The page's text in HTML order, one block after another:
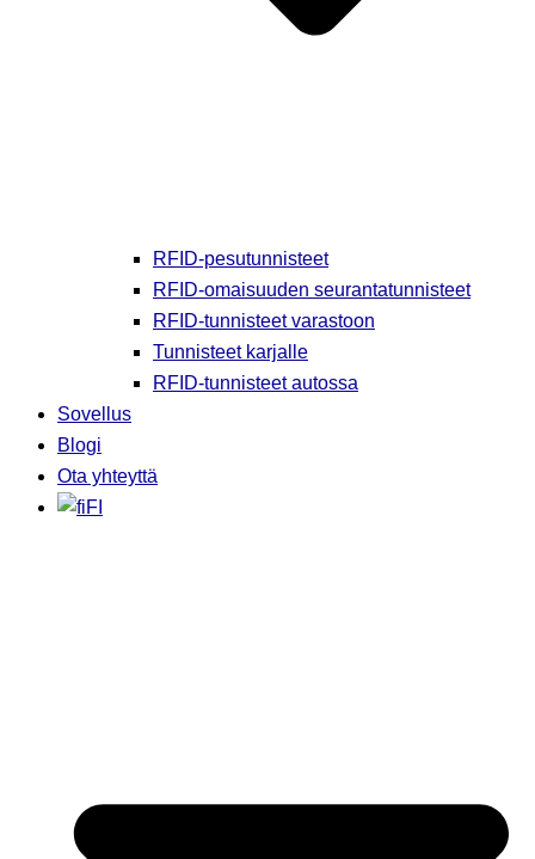
RFID-pesutunnisteet
RFID-omaisuuden seurantatunnisteet
RFID-tunnisteet varastoon
Tunnisteet karjalle
RFID-tunnisteet autossa
Sovellus
Blogi
Ota yhteyttä
FI